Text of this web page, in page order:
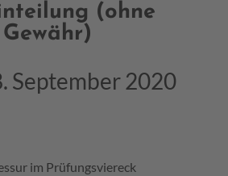
(ohne
Gewähr)
September 2020
im Prüfungsviereck